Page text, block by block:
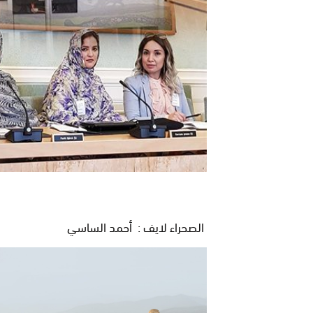
الصحراء لايف : أحمد الساسي